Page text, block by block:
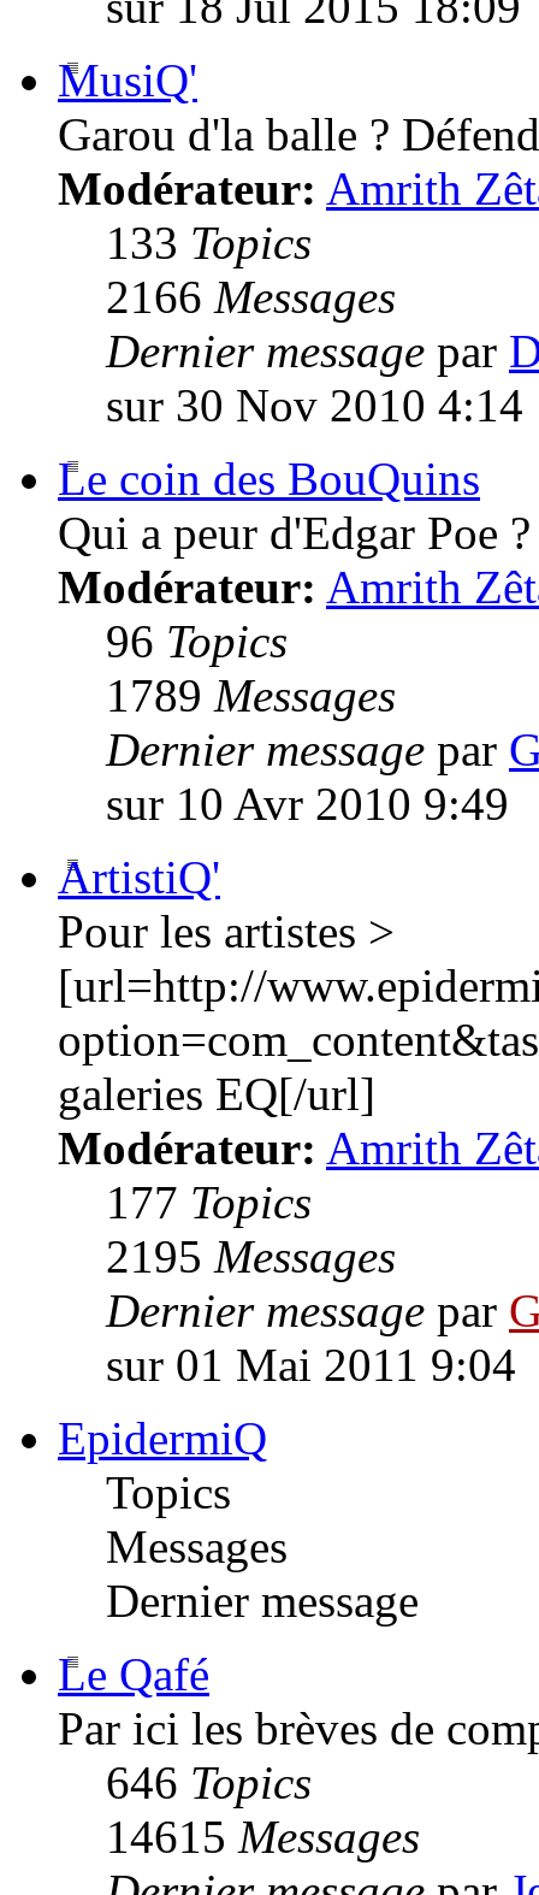
MusiQ'
Garou d'la balle ?
Modérateur: Amrith
133 Topics
2166 Messages
Dernier message par
sur 30 Nov 2010 4:14
Le coin des BouQuins
Qui a peur d'Edgar Poe ?
Modérateur: Amrith
96 Topics
1789 Messages
Dernier message par
sur 10 Avr 2010 9:49
ArtistiQ'
Pour les artistes >
[url=http://
galeries EQ[/url]
Modérateur: Amrith
177 Topics
2195 Messages
Dernier message par
sur 01 Mai 2011 9:04
EpidermiQ
Topics
Messages
Dernier message
Le Qafé
Par ici les brèves de
646 Topics
14615 Messages